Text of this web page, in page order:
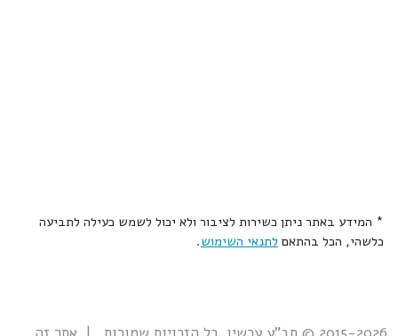
* המידע באתר ניתן כשירות לציבור ולא יכול לשמש כעילה לתביעה
כלשהי, הכל בהתאם לתנאי השימוש.